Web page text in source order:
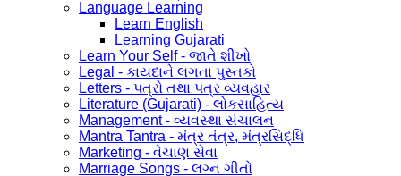
Language Learning
Learn English
Learning Gujarati
Learn Your Self - જાતે શીખો
Legal - કાયદાને લગતા પુસ્તકો
Letters - પત્રો તથા પત્ર વ્યવહાર
Literature (Gujarati) - લોકસાહિત્ય
Management - વ્યવસ્થા સંચાલન
Mantra Tantra - મંત્ર તંત્ર, મંત્રસિદ્ધિ
Marketing - વેચાણ સેવા
Marriage Songs - લગ્ન ગીતો